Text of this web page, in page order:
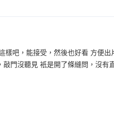
吧，能接受，然後也好看 方便
門沒聽見 衹是開了條縫問，沒有